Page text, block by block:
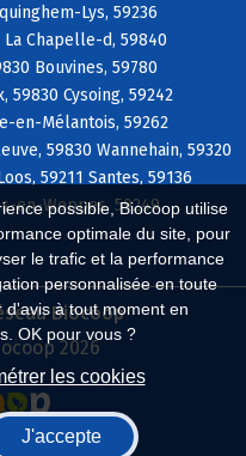
possible, Biocoop utilise
optimale du site, pour
le trafic et la performance
personnalisée en toute
d'avis à tout moment en
OK pour vous ?
les cookies
J'accepte
Lys, 59236
Chapelle-d, 59840
Bouvines, 59780
59830 Cysoing, 59242
en-Mélantois, 59262
59830 Wannehain, 59320
59211 Santes, 59136
en-Weppes, 59249
Biocoop
2026